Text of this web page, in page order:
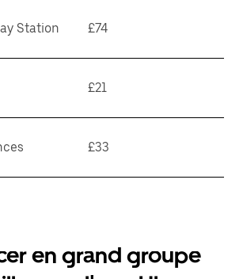
Station £74
£21
£33
en grand groupe